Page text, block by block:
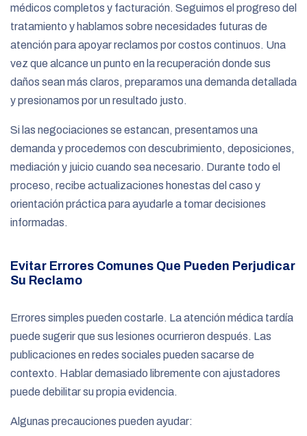
médicos completos y facturación. Seguimos el progreso del
tratamiento y hablamos sobre necesidades futuras de
atención para apoyar reclamos por costos continuos. Una
vez que alcance un punto en la recuperación donde sus
daños sean más claros, preparamos una demanda detallada
y presionamos por un resultado justo.
Si las negociaciones se estancan, presentamos una
demanda y procedemos con descubrimiento, deposiciones,
mediación y juicio cuando sea necesario. Durante todo el
proceso, recibe actualizaciones honestas del caso y
orientación práctica para ayudarle a tomar decisiones
informadas.
Evitar Errores Comunes Que Pueden Perjudicar
Su Reclamo
Errores simples pueden costarle. La atención médica tardía
puede sugerir que sus lesiones ocurrieron después. Las
publicaciones en redes sociales pueden sacarse de
contexto. Hablar demasiado libremente con ajustadores
puede debilitar su propia evidencia.
Algunas precauciones pueden ayudar: